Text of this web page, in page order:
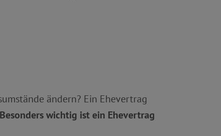
ändern? Ein Ehevertrag
Besonders wichtig ist ein Ehevertrag